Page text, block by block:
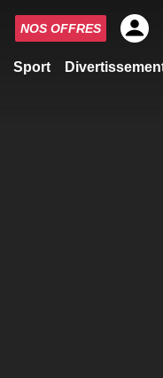
Sport
NOS OFFRES